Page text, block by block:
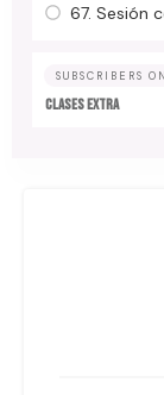
67. Sesión
SUBSCRIBERS
Clases Extra